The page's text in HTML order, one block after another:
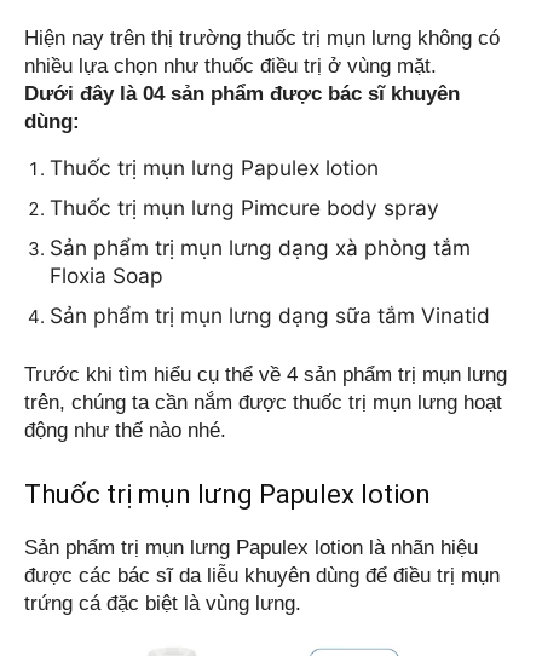
Hiện nay trên thị trường thuốc trị mụn lưng không có
nhiều lựa chọn như thuốc điều trị ở vùng mặt.
Dưới đây là 04 sản phẩm được bác sĩ khuyên
dùng:
Thuốc trị mụn lưng Papulex lotion
Thuốc trị mụn lưng Pimcure body spray
Sản phẩm trị mụn lưng dạng xà phòng tắm
Floxia Soap
Sản phẩm trị mụn lưng dạng sữa tắm Vinatid
Trước khi tìm hiểu cụ thể về 4 sản phẩm trị mụn lưng
trên, chúng ta cần nắm được thuốc trị mụn lưng hoạt
động như thế nào nhé.
Thuốc trị mụn lưng Papulex lotion
Sản phẩm trị mụn lưng Papulex lotion là nhãn hiệu
được các bác sĩ da liễu khuyên dùng để điều trị mụn
trứng cá đặc biệt là vùng lưng.